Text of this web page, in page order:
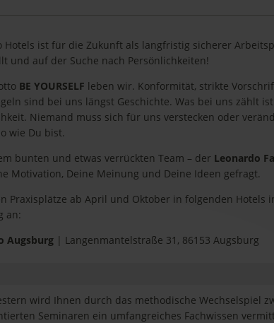
Hotels ist für die Zukunft als langfristig sicherer
und auf der Suche nach Persönlichkeiten!
BE YOURSELF leben wir. Konformität, strikte
sind bei uns längst Geschichte. Was bei uns zählt
Niemand muss sich für uns verstecken oder
wie Du bist.
bunten und etwas verrückten Team – der Leonardo
Motivation, Deine Meinung und Deine Ideen gefragt.
Praxisplätze ab April und Oktober in folgenden Hotels
an:
Augsburg | Langenmantelstraße 31, 86153 Augsburg
wird Ihnen durch das methodische Wechselspiel
Seminaren ein umfangreiches Fachwissen